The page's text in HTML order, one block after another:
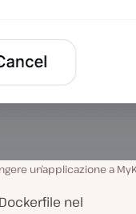
un’applicazione a
nel